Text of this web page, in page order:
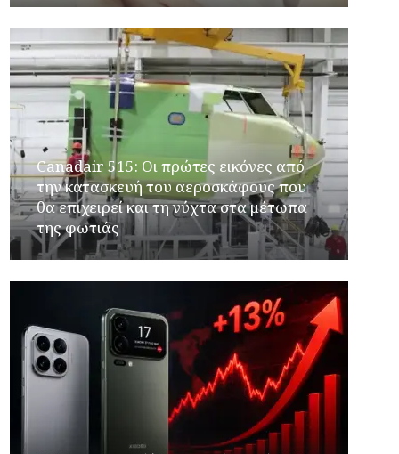
Canadair 515: Οι πρώτες εικόνες από
την κατασκευή του αεροσκάφους που
θα επιχειρεί και τη νύχτα στα μέτωπα
της φωτιάς